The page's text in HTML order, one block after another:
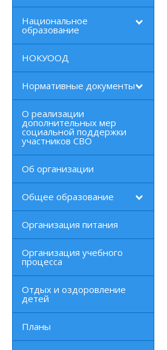
Национальное
образование
НОКУООД
Нормативные документы
О реализации
дополнительных мер
социальной поддержки
участников СВО
Об организации
Общее образование
Организация питания
Организация учебного
процесса
Отдых и оздоровление
детей
Планы